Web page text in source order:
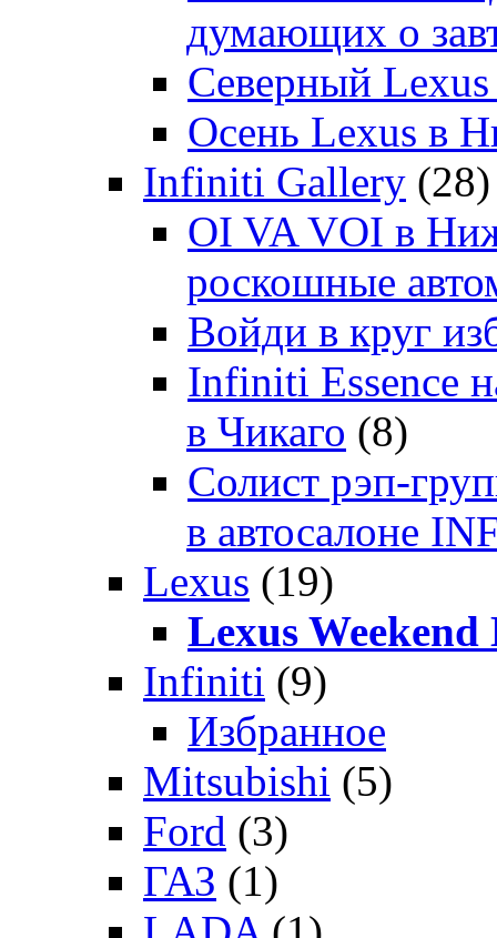
думающих о
Северный Lexus
Осень Lexus в
Infiniti Gallery (28)
OI VA VOI в
роскошные
Войди в круг
Infiniti Essence
в Чикаго (8)
Солист рэп-
в автосалоне
Lexus (19)
Lexus Weekend
Infiniti (9)
Избранное
Mitsubishi (5)
Ford (3)
ГАЗ (1)